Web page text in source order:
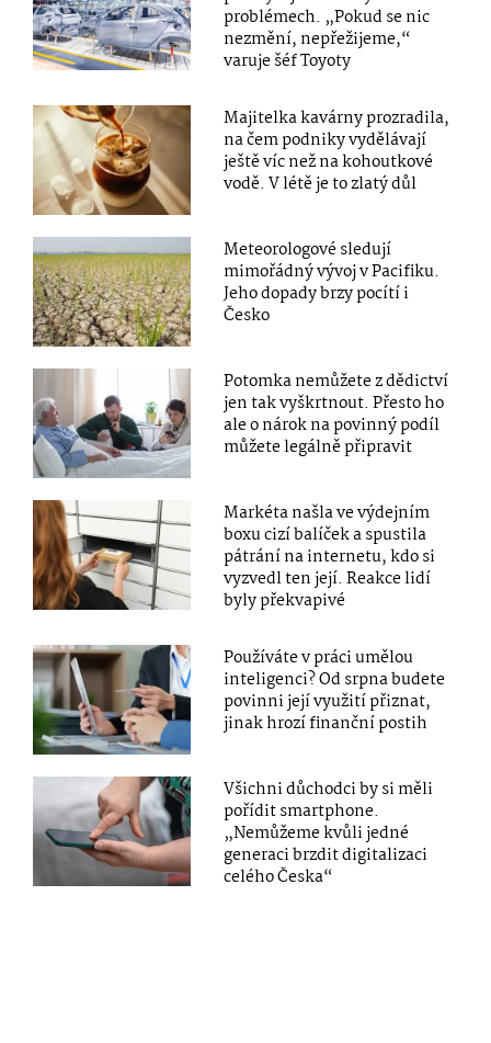
problémech. „Pokud se nic
nezmění, nepřežijeme,“
varuje šéf Toyoty
Majitelka kavárny prozradila,
na čem podniky vydělávají
ještě víc než na kohoutkové
vodě. V létě je to zlatý důl
Meteorologové sledují
mimořádný vývoj v Pacifiku.
Jeho dopady brzy pocítí i
Česko
Potomka nemůžete z dědictví
jen tak vyškrtnout. Přesto ho
ale o nárok na povinný podíl
můžete legálně připravit
Markéta našla ve výdejním
boxu cizí balíček a spustila
pátrání na internetu, kdo si
vyzvedl ten její. Reakce lidí
byly překvapivé
Používáte v práci umělou
inteligenci? Od srpna budete
povinni její využití přiznat,
jinak hrozí finanční postih
Všichni důchodci by si měli
pořídit smartphone.
„Nemůžeme kvůli jedné
generaci brzdit digitalizaci
celého Česka“